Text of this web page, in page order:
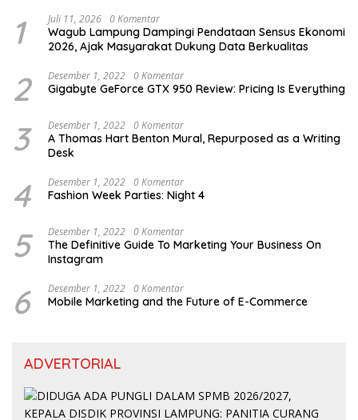
1 Juli 11, 2026 0 Komentar
Wagub Lampung Dampingi Pendataan Sensus Ekonomi
2026, Ajak Masyarakat Dukung Data Berkualitas
2 Desember 1, 2022 0 Komentar
Gigabyte GeForce GTX 950 Review: Pricing Is Everything
3 Desember 1, 2022 0 Komentar
A Thomas Hart Benton Mural, Repurposed as a Writing
Desk
4 Desember 1, 2022 0 Komentar
Fashion Week Parties: Night 4
5 Desember 1, 2022 0 Komentar
The Definitive Guide To Marketing Your Business On
Instagram
6 Desember 1, 2022 0 Komentar
Mobile Marketing and the Future of E-Commerce
ADVERTORIAL